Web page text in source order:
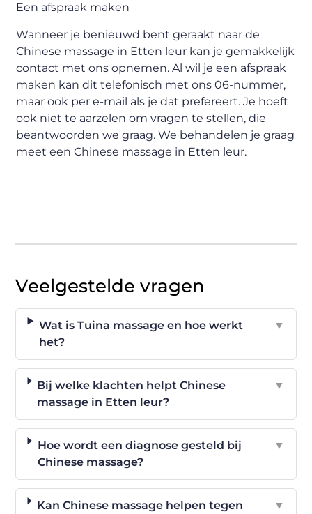
Een afspraak maken
Wanneer je benieuwd bent geraakt naar de
Chinese massage in Etten leur kan je gemakkelijk
contact met ons opnemen. Al wil je een afspraak
maken kan dit telefonisch met ons 06-nummer,
maar ook per e-mail als je dat prefereert. Je hoeft
ook niet te aarzelen om vragen te stellen, die
beantwoorden we graag. We behandelen je graag
meet een Chinese massage in Etten leur.
Veelgestelde vragen
Wat is Tuina massage en hoe werkt
het?
▼
Bij welke klachten helpt Chinese
massage in Etten leur?
▼
Hoe wordt een diagnose gesteld bij
Chinese massage?
▼
Kan Chinese massage helpen tegen
▼